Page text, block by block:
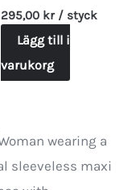
Det
ursprungliga
priset
425,00 kr.
295,00 kr Det
nuvarande
priset
295,00 kr.
/ styck
Lägg till i
varukorg